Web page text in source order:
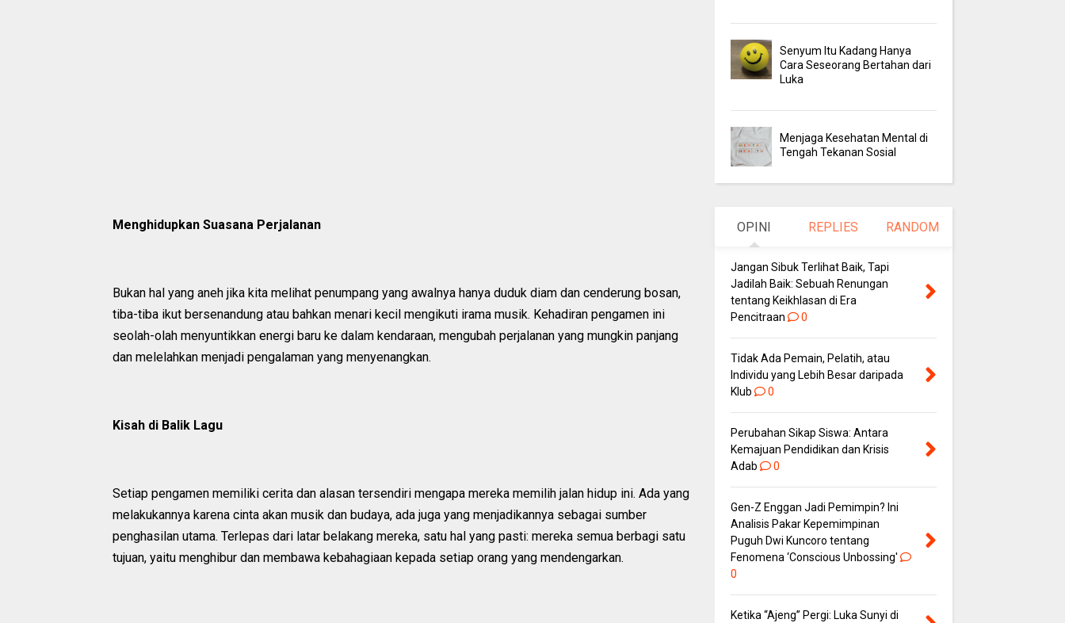
Menghidupkan Suasana Perjalanan
Bukan hal yang aneh jika kita melihat penumpang yang awalnya hanya duduk diam dan cenderung bosan,
tiba-tiba ikut bersenandung atau bahkan menari kecil mengikuti irama musik. Kehadiran pengamen ini
seolah-olah menyuntikkan energi baru ke dalam kendaraan, mengubah perjalanan yang mungkin panjang
dan melelahkan menjadi pengalaman yang menyenangkan.
Kisah di Balik Lagu
Setiap pengamen memiliki cerita dan alasan tersendiri mengapa mereka memilih jalan hidup ini. Ada yang
melakukannya karena cinta akan musik dan budaya, ada juga yang menjadikannya sebagai sumber
penghasilan utama. Terlepas dari latar belakang mereka, satu hal yang pasti: mereka semua berbagi satu
tujuan, yaitu menghibur dan membawa kebahagiaan kepada setiap orang yang mendengarkan.
Senyum Itu Kadang Hanya
Cara Seseorang Bertahan dari
Luka
Menjaga Kesehatan Mental di
Tengah Tekanan Sosial
OPINI REPLIES RANDOM
Jangan Sibuk Terlihat Baik, Tapi
Jadilah Baik: Sebuah Renungan
tentang Keikhlasan di Era
Pencitraan
0
Tidak Ada Pemain, Pelatih, atau
Individu yang Lebih Besar daripada
Klub
0
Perubahan Sikap Siswa: Antara
Kemajuan Pendidikan dan Krisis
Adab
0
Gen-Z Enggan Jadi Pemimpin? Ini
Analisis Pakar Kepemimpinan
Puguh Dwi Kuncoro tentang
Fenomena ‘Conscious Unbossing'
0
Ketika “Ajeng” Pergi: Luka Sunyi di